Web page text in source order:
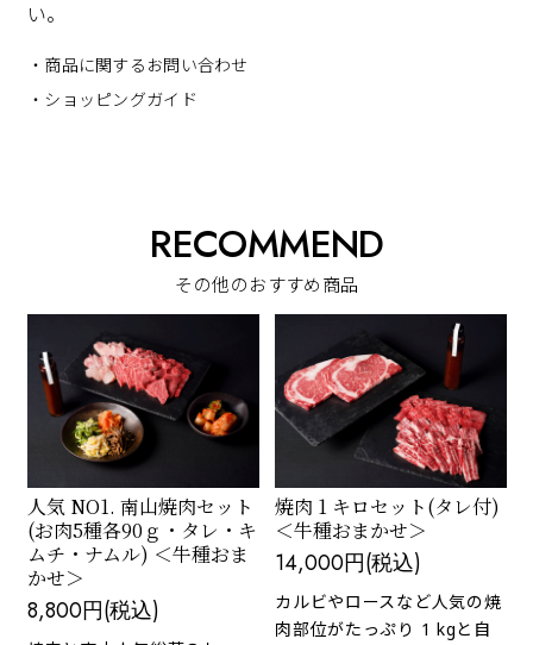
い。
・商品に関するお問い合わせ
・ショッピングガイド
RECOMMEND
その他のおすすめ商品
人気 NO1. 南山焼肉セット
(お肉5種各90ｇ・タレ・キ
ムチ・ナムル) ＜牛種おま
かせ＞
8,800円(税込)
焼肉 1 キロセット(タレ付)
＜牛種おまかせ＞
14,000円(税込)
カルビやロースなど人気の焼
肉部位がたっぷり 1 kgと自